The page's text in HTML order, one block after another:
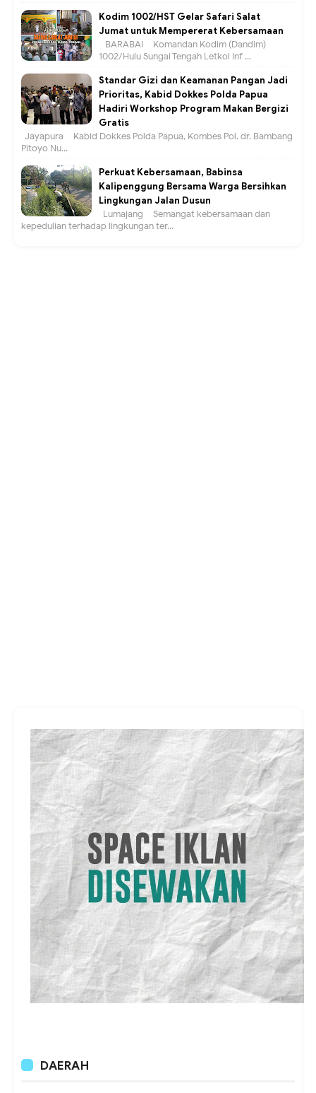
Kodim 1002/HST Gelar Safari Salat
Jumat untuk Mempererat Kebersamaan
BARABAI – Komandan Kodim (Dandim)
1002/Hulu Sungai Tengah Letkol Inf ...
Standar Gizi dan Keamanan Pangan Jadi
Prioritas, Kabid Dokkes Polda Papua
Hadiri Workshop Program Makan Bergizi
Gratis
Jayapura – Kabid Dokkes Polda Papua, Kombes Pol. dr. Bambang
Pitoyo Nu...
Perkuat Kebersamaan, Babinsa
Kalipenggung Bersama Warga Bersihkan
Lingkungan Jalan Dusun
Lumajang – Semangat kebersamaan dan
kepedulian terhadap lingkungan ter...
DAERAH